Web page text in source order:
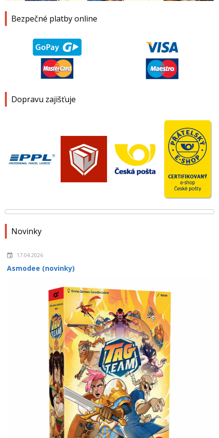
Bezpečné platby online
Dopravu zajišťuje
Novinky
17.04.2026
Asmodee (novinky)